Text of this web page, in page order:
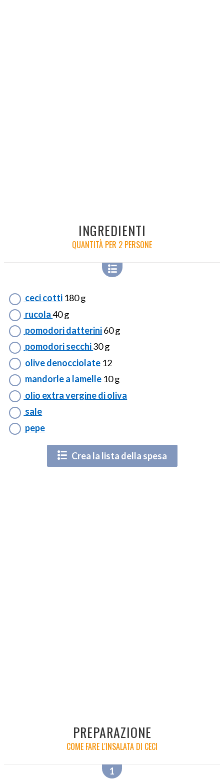
INGREDIENTI
QUANTITÀ PER 2 PERSONE
ceci cotti 180 g
rucola40 g
pomodori datterini60 g
pomodori secchi30 g
olive denocciolate 12
mandorle a lamelle 10 g
olio extra vergine di oliva
sale
pepe
Crea la lista della spesa
PREPARAZIONE
COME FARE L'INSALATA DI CECI